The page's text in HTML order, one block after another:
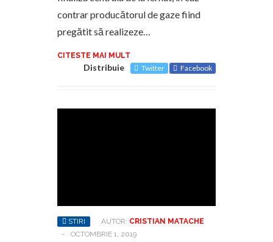
contrar producătorul de gaze fiind
pregătit să realizeze…
CITESTE MAI MULT
Distribuie Twitter Facebook
STIRI AUTOR: CRISTIAN MATACHE
-
OCTOMBRIE 1, 2019